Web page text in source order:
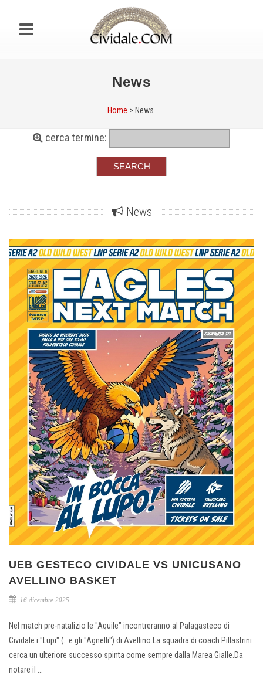
News
Home > News
cerca termine:
News
UEB GESTECO CIVIDALE VS UNICUSANO
AVELLINO BASKET
16 dicembre 2025
Nel match pre-natalizio le "Aquile" incontreranno al Palagasteco di
Cividale i "Lupi" (...e gli "Agnelli") di Avellino.La squadra di coach Pillastrini
cerca un ulteriore successo spinta come sempre dalla Marea Gialle.Da
notare il ...